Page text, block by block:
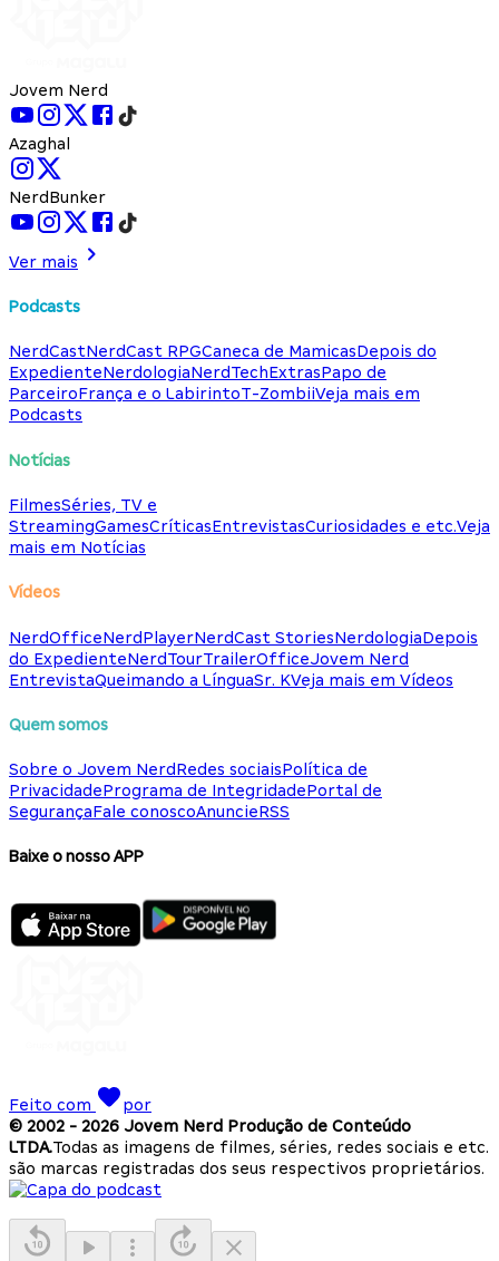
Jovem Nerd
Azaghal
NerdBunker
Ver mais
Podcasts
NerdCastNerdCast RPGCaneca de MamicasDepois do
ExpedienteNerdologiaNerdTechExtrasPapo de
ParceiroFrança e o LabirintoT-ZombiiVeja mais em
Podcasts
Notícias
FilmesSéries, TV e
StreamingGamesCríticasEntrevistasCuriosidades e etc.Veja
mais em Notícias
Vídeos
NerdOfficeNerdPlayerNerdCast StoriesNerdologiaDepois
do ExpedienteNerdTourTrailerOfficeJovem Nerd
EntrevistaQueimando a LínguaSr. KVeja mais em Vídeos
Quem somos
Sobre o Jovem NerdRedes sociaisPolítica de
PrivacidadePrograma de IntegridadePortal de
SegurançaFale conoscoAnuncieRSS
Baixe o nosso APP
Feito com
por
© 2002 - 2026 Jovem Nerd Produção de Conteúdo
LTDA.Todas as imagens de filmes, séries, redes sociais e etc.
são marcas registradas dos seus respectivos proprietários.